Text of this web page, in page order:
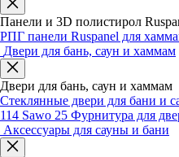
Панели и 3D полистирол
РПГ панели Ruspanel для
Двери для бань, саун и хаммам
Двери для бань, саун и хаммам
Стеклянные двери для бани и
114 Sawo 25 Фурнитура для
Аксессуары для сауны и бани